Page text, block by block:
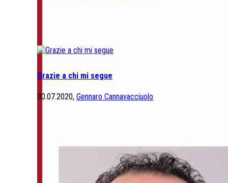
Grazie a chi mi segue
30.07.2020, Gennaro Cannavacciuolo